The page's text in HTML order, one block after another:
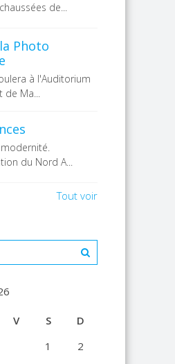
de...
Photo
à l'Auditorium
de Ma...
du Nord A...
Tout voir
V S
D
1
2